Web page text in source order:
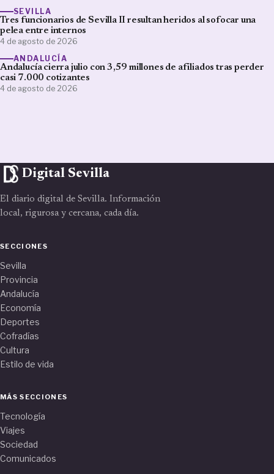
SEVILLA
Tres funcionarios de Sevilla II resultan heridos al sofocar una
pelea entre internos
4 de agosto de 2026
ANDALUCÍA
Andalucía cierra julio con 3,59 millones de afiliados tras perder
casi 7.000 cotizantes
4 de agosto de 2026
Digital Sevilla
El diario digital de Sevilla. Información
local, rigurosa y cercana, cada día.
SECCIONES
Sevilla
Provincia
Andalucía
Economía
Deportes
Cofradías
Cultura
Estilo de vida
MÁS SECCIONES
Tecnología
Viajes
Sociedad
Comunicados